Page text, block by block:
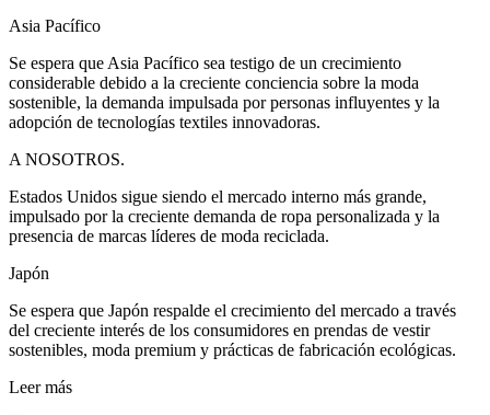
Asia Pacífico
Se espera que Asia Pacífico sea testigo de un crecimiento
considerable debido a la creciente conciencia sobre la moda
sostenible, la demanda impulsada por personas influyentes y la
adopción de tecnologías textiles innovadoras.
A NOSOTROS.
Estados Unidos sigue siendo el mercado interno más grande,
impulsado por la creciente demanda de ropa personalizada y la
presencia de marcas líderes de moda reciclada.
Japón
Se espera que Japón respalde el crecimiento del mercado a través
del creciente interés de los consumidores en prendas de vestir
sostenibles, moda premium y prácticas de fabricación ecológicas.
Leer más